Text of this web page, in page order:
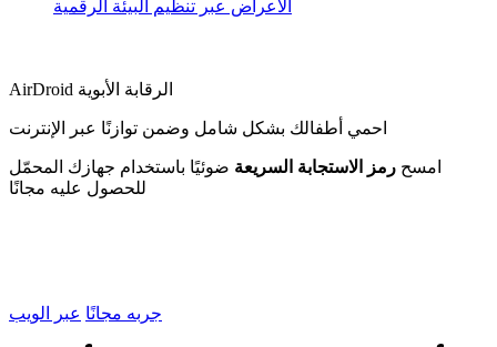
الأعراض عبر تنظيم البيئة الرقمية
AirDroid الرقابة الأبوية
احمي أطفالك بشكل شامل وضمن توازنًا عبر الإنترنت
امسح رمز الاستجابة السريعة ضوئيًا باستخدام جهازك المحمّل
للحصول عليه مجانًا
جربه مجانًا عبر الويب